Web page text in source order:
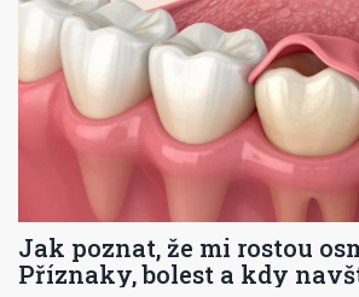
Jak poznat, že mi rostou
Příznaky, bolest a kdy